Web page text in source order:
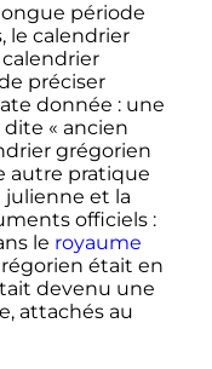
période
le calendrier
préciser
donnée : une
« ancien
grégorien
autre pratique
julienne et la
officiels :
le royaume
était en
devenu une
attachés au